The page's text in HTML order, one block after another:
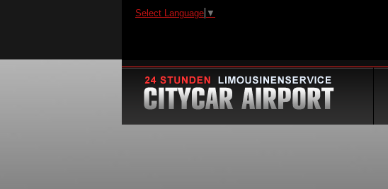
Select Language ▼